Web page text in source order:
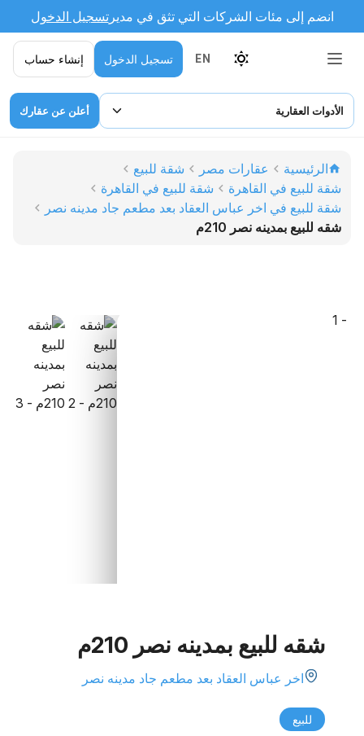
انضم إلى مئات الشركات التي تثق في مديرتسجيل الدخول
EN تسجيل الدخول إنشاء حساب
الأدوات العقارية أعلن عن عقارك
الرئيسية عقارات مصر
شقة للبيع
شقة للبيع في القاهرة
شقة للبيع في القاهرة
شقة للبيع في اخر عباس العقاد بعد مطعم جاد مدينه نصر
شقه للبيع بمدينه نصر 210م
شقه للبيع بمدينه نصر 210م
اخر عباس العقاد بعد مطعم جاد مدينه نصر
للبيع